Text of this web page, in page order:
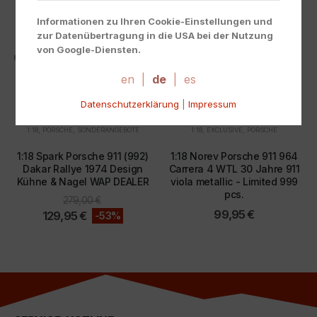
1:18, PORSCHE SONDERANGEBOTE
1:18 Spark Porsche 911 (992)
Dakar Rallye 1974 Design
Kühne & Nagel WAP DEALER
279,00€
129,95 € -53%
1:18 EXCLUSIVE PORSCHE
1:18 Norev Porsche 911 964
Carrera 4 WTL 30 Jahre 911
viola metallic - Limited 999
pcs.
99,95 €
Informationen zu Ihren Cookie-Einstellungen und
zur Datenübertragung in die USA bei der Nutzung
von Google-Diensten.
Cookies sind absolut notwendig, um unsere Website
werden nur gesetzt, wenn Sie ihrer Verwendung
Akkordeon-Elementen können Sie wählen, ob Sie "nur
wesentliche Cookies ", "alle Cookies akzeptieren"
oder "individuelle Cookie-Einstellungen speichern"
möchten.
"Cookie-Einstellungen" ändern, die Sie im Fußbereich
der Seite finden. Ergänzende Informationen finden Sie
in unseren Datenschutzbestimmungen.
en de es
Datenschutzerklärung Impressum